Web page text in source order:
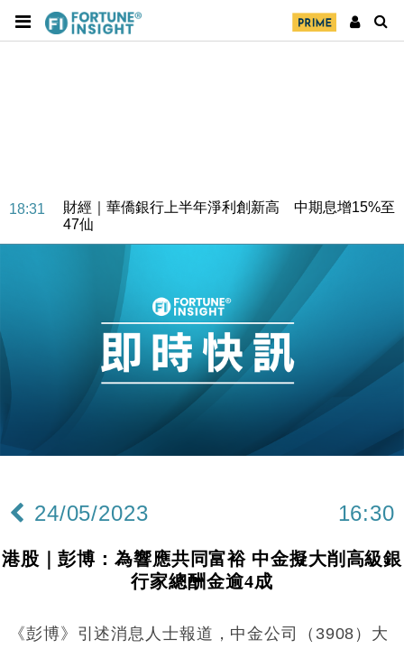
18:31
財經｜華僑銀行上半年淨利創新高 中期息增15%至
47仙
財經｜滙豐上調香港今年GDP預測至4.5% 看好貿易
及消費表現
本地｜假冒內地執法人員要求交「保證金」 43歲女子
損失近6900萬元
財經｜日經失守6.5萬點後回穩 全周仍升近2%
15:47
財經｜恒隆10月換帥 玩具「反」斗城亞洲CEO蔡德
財經｜韓股反覆波動收跌 連挫7周創逾3年最長跌勢
12:44
財經｜日本春季三度入市撐日圓 4月單日斥6.28萬億
11:12
國際｜特朗普料美伊戰事快結束 承認部分彈藥庫存緊
司
24/05/2023 16:30
港股｜彭博：為響應共同富裕 中金擬大削高級銀
行家總酬金逾4成
《彭博》引述消息人士報道，中金公司（3908）大